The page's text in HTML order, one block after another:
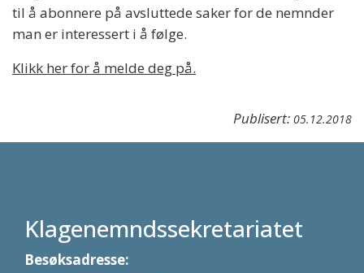
til å abonnere på avsluttede saker for de nemnder
man er interessert i å følge.
Klikk her for å melde deg på.
Publisert: 05.12.2018
Klagenemndssekretariatet
Besøksadresse: